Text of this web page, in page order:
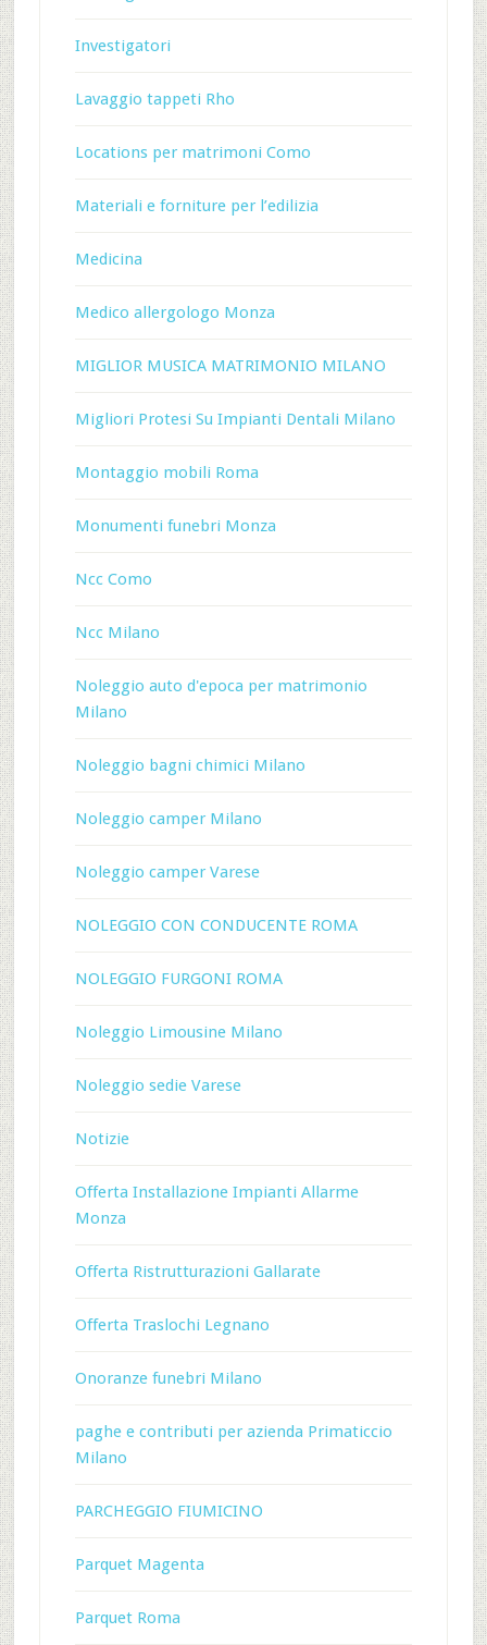
Investigatori
Lavaggio tappeti Rho
Locations per matrimoni Como
Materiali e forniture per l’edilizia
Medicina
Medico allergologo Monza
MIGLIOR MUSICA MATRIMONIO MILANO
Migliori Protesi Su Impianti Dentali Milano
Montaggio mobili Roma
Monumenti funebri Monza
Ncc Como
Ncc Milano
Noleggio auto d'epoca per matrimonio
Milano
Noleggio bagni chimici Milano
Noleggio camper Milano
Noleggio camper Varese
NOLEGGIO CON CONDUCENTE ROMA
NOLEGGIO FURGONI ROMA
Noleggio Limousine Milano
Noleggio sedie Varese
Notizie
Offerta Installazione Impianti Allarme
Monza
Offerta Ristrutturazioni Gallarate
Offerta Traslochi Legnano
Onoranze funebri Milano
paghe e contributi per azienda Primaticcio
Milano
PARCHEGGIO FIUMICINO
Parquet Magenta
Parquet Roma